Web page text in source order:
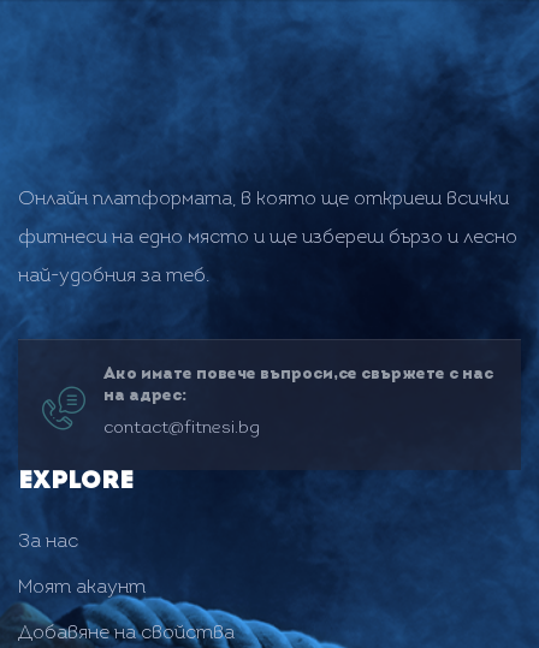
Онлайн платформата, в която ще откриеш всички
фитнеси на едно място и ще избереш бързо и лесно
най-удобния за теб.
Ако имате повече въпроси,се свържете с нас
на адрес:
contact@fitnesi.bg
Explore
За нас
Моят акаунт
Добавяне на свойства